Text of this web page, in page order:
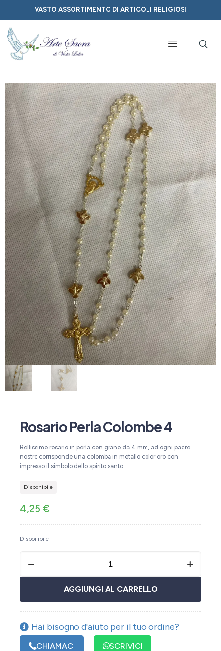
VASTO ASSORTIMENTO DI ARTICOLI RELIGIOSI
Rosario Perla Colombe 4
Bellissimo rosario in perla con grano da 4 mm, ad ogni padre
nostro corrisponde una colomba in metallo color oro con
impresso il simbolo dello spirito santo
Disponibile
4,25 €
Disponibile
AGGIUNGI AL CARRELLO
Hai bisogno d'aiuto per il tuo ordine?
CHIAMACI SCRIVICI